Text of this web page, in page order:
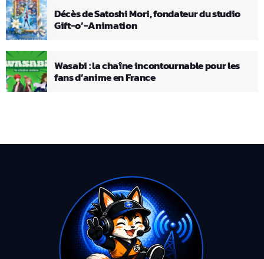
Décès de Satoshi Mori, fondateur du studio
Gift-o’-Animation
Wasabi : la chaîne incontournable pour les
fans d’anime en France